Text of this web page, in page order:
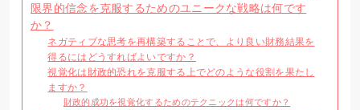
限界的信念を克服するためのユニークな戦略は何です
か？
ネガティブな思考を再構築することで、より良い財務結果を
得るにはどうすればよいですか？
視覚化は財政的恐れを克服する上でどのような役割を果たし
ますか？
財政的成功を視覚化するためのテクニックは何ですか？